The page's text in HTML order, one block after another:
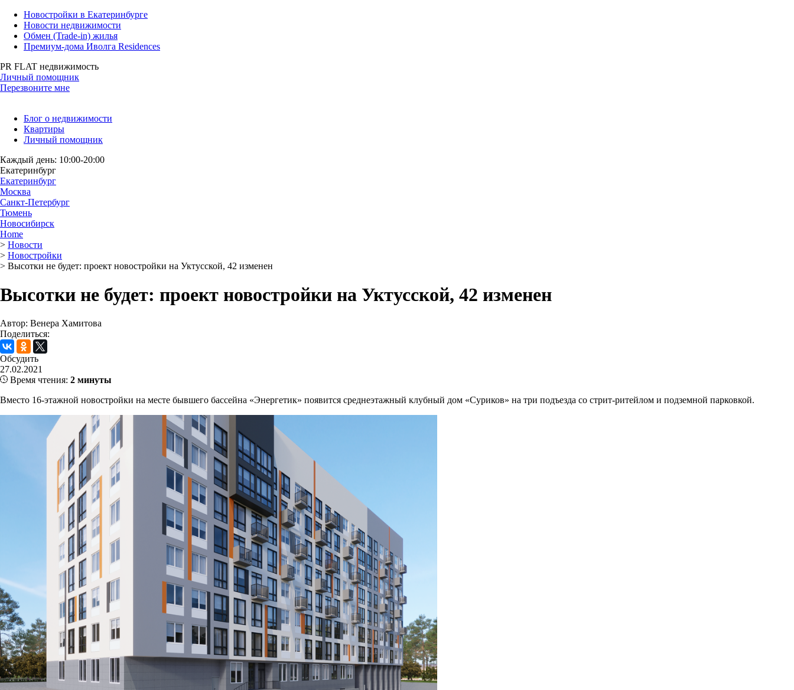
Новостройки в Екатеринбурге
Новости недвижимости
Обмен (Trade-in) жилья
Премиум-дома Иволга Residences
PR FLAT недвижимость
Личный помощник
Перезвоните мне
Блог о недвижимости
Квартиры
Личный помощник
Каждый день: 10:00-20:00
Екатеринбург
Екатеринбург
Москва
Санкт-Петербург
Тюмень
Новосибирск
Home
> Новости
> Новостройки
> Высотки не будет: проект новостройки на Уктусской, 42 изменен
Высотки не будет: проект новостройки на Уктусской, 42 изменен
Автор: Венера Хамитова
Поделиться:
Обсудить
27.02.2021
Время чтения: 2 минуты
Вместо 16-этажной новостройки на месте бывшего бассейна «Энергетик» появится среднеэтажный клубный дом «Суриков» на три подъезда со стрит-ритейлом и подземной парковкой.